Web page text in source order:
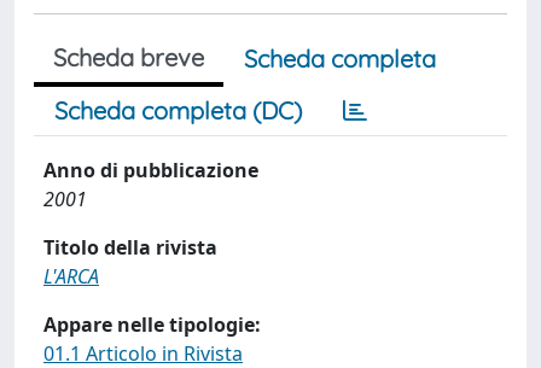
Scheda breve
Scheda completa
Scheda completa (DC)
Anno di pubblicazione
2001
Titolo della rivista
L'ARCA
Appare nelle tipologie:
01.1 Articolo in Rivista